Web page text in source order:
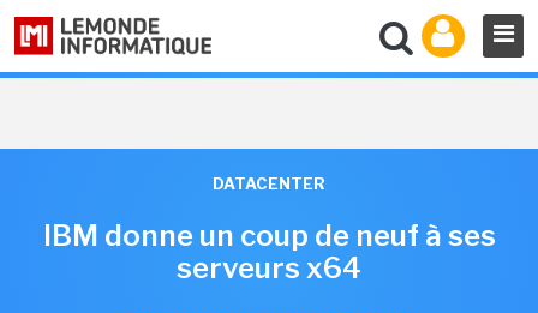
DATACENTER
IBM donne un coup de neuf à ses
serveurs x64